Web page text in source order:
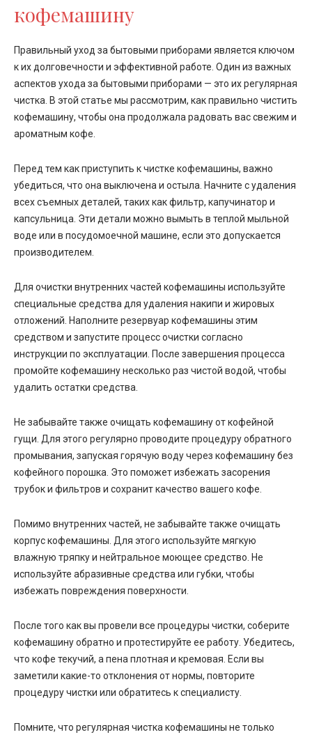
кофемашину
Правильный уход за бытовыми приборами является ключом
к их долговечности и эффективной работе. Один из важных
аспектов ухода за бытовыми приборами — это их регулярная
чистка. В этой статье мы рассмотрим, как правильно чистить
кофемашину, чтобы она продолжала радовать вас свежим и
ароматным кофе.
Перед тем как приступить к чистке кофемашины, важно
убедиться, что она выключена и остыла. Начните с удаления
всех съемных деталей, таких как фильтр, капучинатор и
капсульница. Эти детали можно вымыть в теплой мыльной
воде или в посудомоечной машине, если это допускается
производителем.
Для очистки внутренних частей кофемашины используйте
специальные средства для удаления накипи и жировых
отложений. Наполните резервуар кофемашины этим
средством и запустите процесс очистки согласно
инструкции по эксплуатации. После завершения процесса
промойте кофемашину несколько раз чистой водой, чтобы
удалить остатки средства.
Не забывайте также очищать кофемашину от кофейной
гущи. Для этого регулярно проводите процедуру обратного
промывания, запуская горячую воду через кофемашину без
кофейного порошка. Это поможет избежать засорения
трубок и фильтров и сохранит качество вашего кофе.
Помимо внутренних частей, не забывайте также очищать
корпус кофемашины. Для этого используйте мягкую
влажную тряпку и нейтральное моющее средство. Не
используйте абразивные средства или губки, чтобы
избежать повреждения поверхности.
После того как вы провели все процедуры чистки, соберите
кофемашину обратно и протестируйте ее работу. Убедитесь,
что кофе текучий, а пена плотная и кремовая. Если вы
заметили какие-то отклонения от нормы, повторите
процедуру чистки или обратитесь к специалисту.
Помните, что регулярная чистка кофемашины не только